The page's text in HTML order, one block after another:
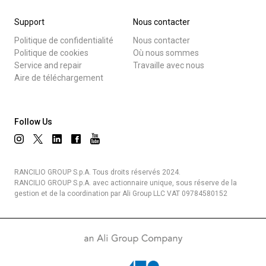
Support
Politique de confidentialité
Politique de cookies
Service and repair
Aire de téléchargement
Nous contacter
Nous contacter
Où nous sommes
Travaille avec nous
Follow Us
RANCILIO GROUP S.p.A. Tous droits réservés 2024.
RANCILIO GROUP S.p.A. avec actionnaire unique, sous réserve de la
gestion et de la coordination par Ali Group LLC VAT 09784580152